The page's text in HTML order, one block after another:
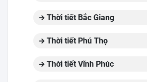
Thời tiết Bắc Giang
Thời tiết Phú Thọ
Thời tiết Vĩnh Phúc